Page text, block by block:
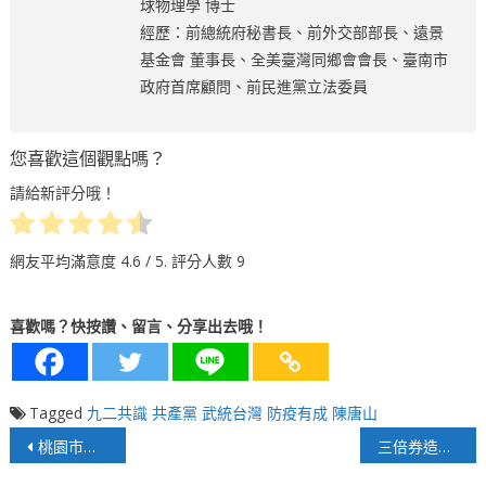
球物理學 博士
經歷：前總統府秘書長、前外交部部長、遠景
基金會 董事長、全美臺灣同鄉會會長、臺南市
政府首席顧問、前民進黨立法委員
您喜歡這個觀點嗎？
請給新評分哦！
網友平均滿意度 4.6 / 5. 評分人數 9
喜歡嗎？快按讚、留言、分享出去哦！
Tagged 九二共識 共產黨 武統台灣 防疫有成 陳唐山
文桃園市長鄭文燦打造幸福經濟學 三倍券造成的二個遺憾